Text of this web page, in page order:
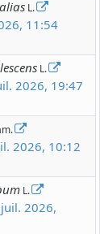
L.
11:54
L.
2026, 19:47
2026, 10:12
L.
2026,